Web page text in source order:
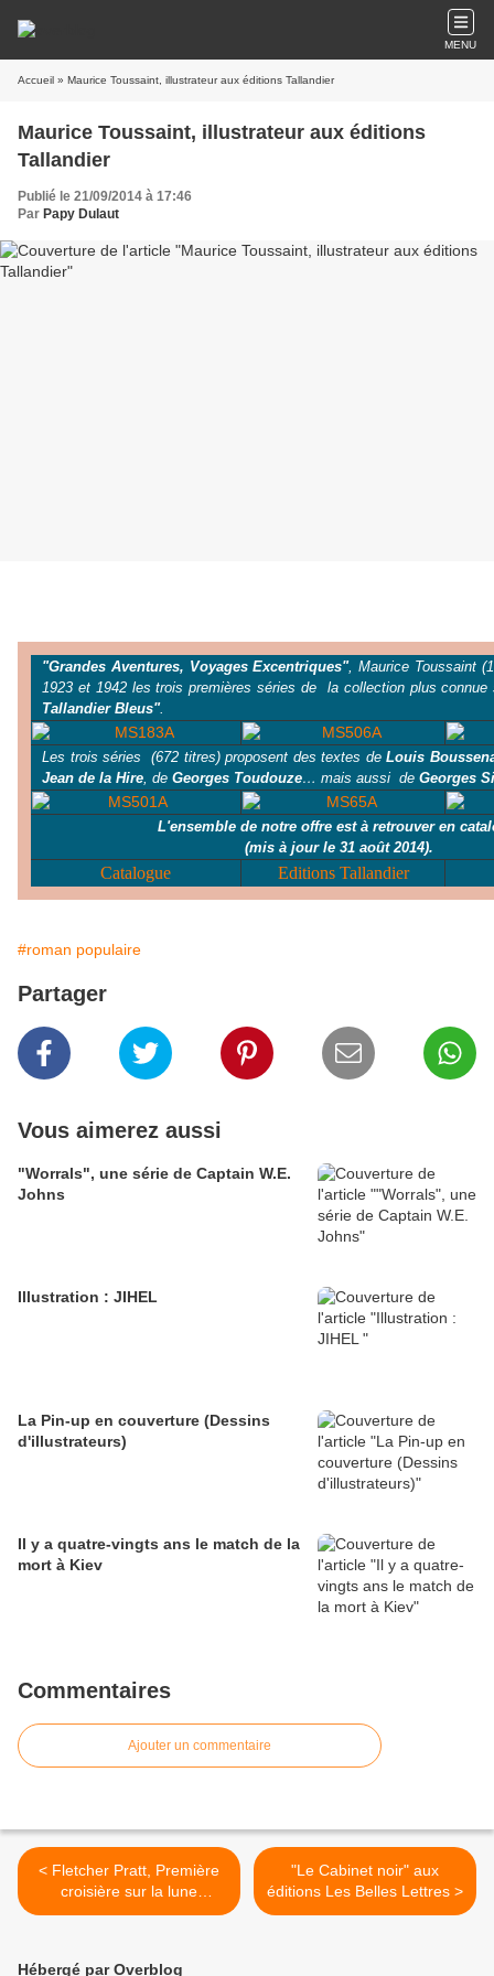
MENU
Accueil » Maurice Toussaint, illustrateur aux éditions Tallandier
Maurice Toussaint, illustrateur aux éditions
Tallandier
Publié le 21/09/2014 à 17:46
Par Papy Dulaut
"Grandes Aventures, Voyages Excentriques", Maurice Toussaint
1923 et 1942 les trois premières séries de la collection plus connue
Tallandier Bleus".
Les trois séries (672 titres) proposent des textes deLouis
Jean de la Hire, de Georges Toudouze… mais aussi de Georges
L'ensemble de notre offre est à retrouver en
(mis à jour le 31 août 2014).
Catalogue Editions Tallandier
#roman populaire
Partager
Vous aimerez aussi
"Worrals", une série de Captain W.E.
Johns
Illustration : JIHEL
La Pin-up en couverture (Dessins
d'illustrateurs)
Il y a quatre-vingts ans le match de la
mort à Kiev
Commentaires
Ajouter un commentaire
< Fletcher Pratt, Première
croisière sur la lune
(Agence française de
"Le Cabinet noir" aux
éditions Les Belles Lettres >
Hébergé par Overblog